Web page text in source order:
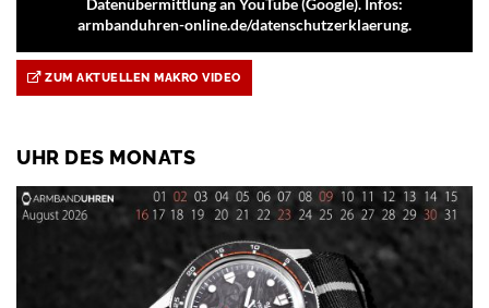
Datenübermittlung an YouTube (Google). Infos:
armbanduhren-online.de/datenschutzerklaerung.
ZUM AKTUELLEN MAKRO VIDEO
UHR DES MONATS